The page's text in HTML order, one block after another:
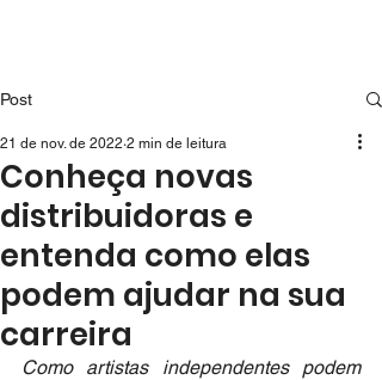
Post
Conheça novas
distribuidoras e
entenda como elas
podem ajudar na sua
carreira
21 de nov. de 2022 2 min de leitura
Como artistas independentes podem